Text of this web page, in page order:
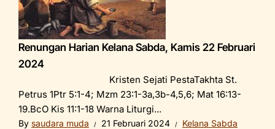
Renungan Harian Kelana Sabda, Kamis 22 Februari
2024
Kristen Sejati PestaTakhta St.
Petrus 1Ptr 5:1-4; Mzm 23:1-3a,3b-4,5,6; Mat 16:13-
19.BcO Kis 11:1-18 Warna Liturgi...
By saudara muda 21 Februari 2024 Kelana Sabda